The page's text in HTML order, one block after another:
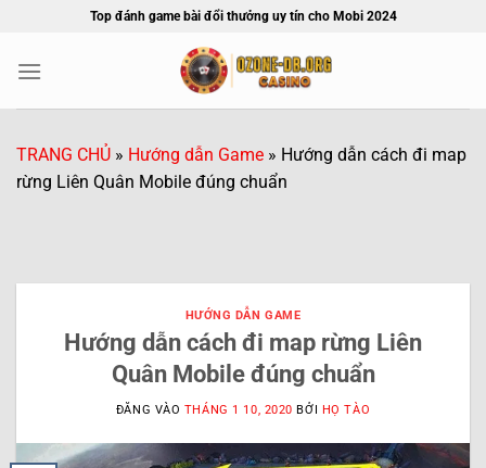
nội
Top đánh game bài đổi thưởng uy tín cho Mobi 2024
TRANG CHỦ » Hướng dẫn Game » Hướng dẫn cách đi map
rừng Liên Quân Mobile đúng chuẩn
HƯỚNG DẪN GAME
Hướng dẫn cách đi map rừng Liên
Quân Mobile đúng chuẩn
ĐĂNG VÀO THÁNG 1 10, 2020 BỞI HỌ TÀO